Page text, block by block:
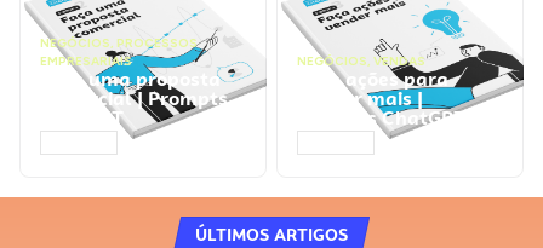
NEGÓCIOS, PROCESSOS
EMPRESARIAIS
Faça uma proposta
comercial | Prompts
ChatGPT
NEGÓCIOS, VENDAS
Faça ações para
vender mais |
Prompts ChatGPT
ÚLTIMOS ARTIGOS